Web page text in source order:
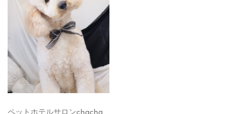
ペットホテルサロンchacha